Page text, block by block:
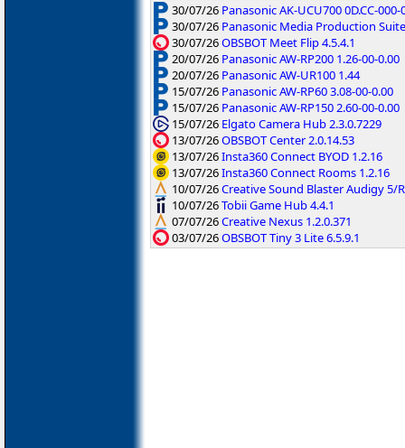
30/07/26 Panasonic AK-UCU700 0D.CC-
30/07/26 Panasonic Media Production
30/07/26OBSBOT Meet Flip 4.5.4.1
20/07/26 Panasonic AW-RP200 1.26-00-0.00
20/07/26 Panasonic AW-UR100 1.44
15/07/26 Panasonic AW-RP60 3.08-00-0.00
15/07/26 Panasonic AW-RP150 2.60-00-0.00
15/07/26 Elgato Camera Hub 2.3.0.7229
13/07/26OBSBOT Center 2.0.14.53
13/07/26Insta360 Connect BYOD 1.2.16
13/07/26Insta360 Connect Rooms 1.2.16
10/07/26Creative Sound Blaster Audigy 5/
10/07/26Tobii Game Hub 4.4.1
07/07/26Creative Nexus 1.2.0.371
03/07/26OBSBOT Tiny 3 Lite 6.5.9.1